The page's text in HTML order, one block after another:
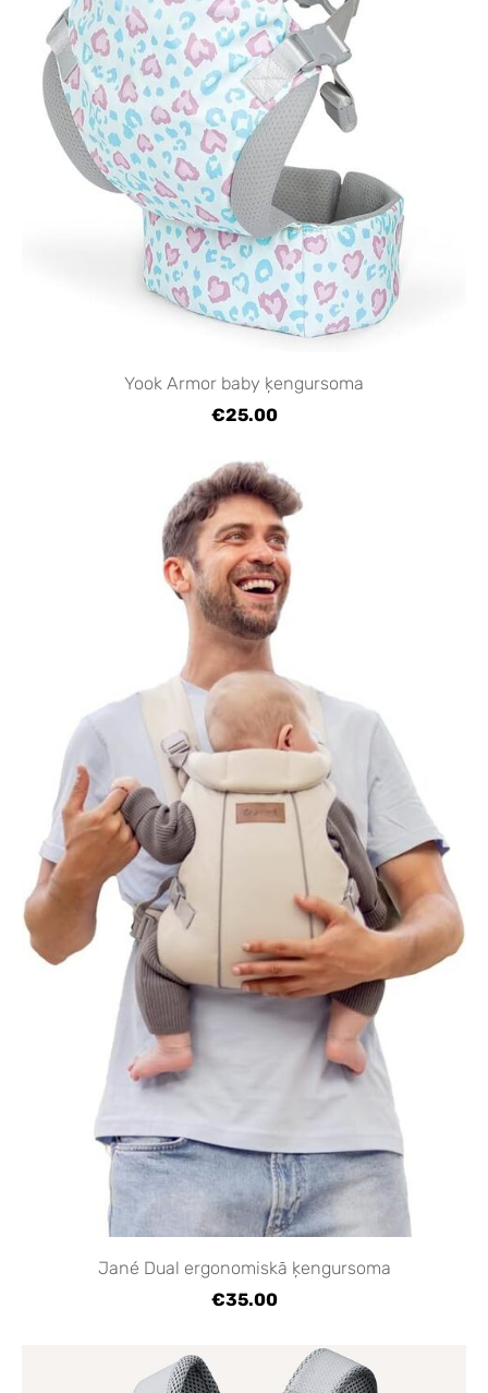
Yook Armor baby ķengursoma
€25.00
Jané Dual ergonomiskā ķengursoma
€35.00